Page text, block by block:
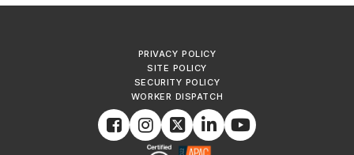
PRIVACY POLICY
SITE POLICY
SECURITY POLICY
WORKER DISPATCH